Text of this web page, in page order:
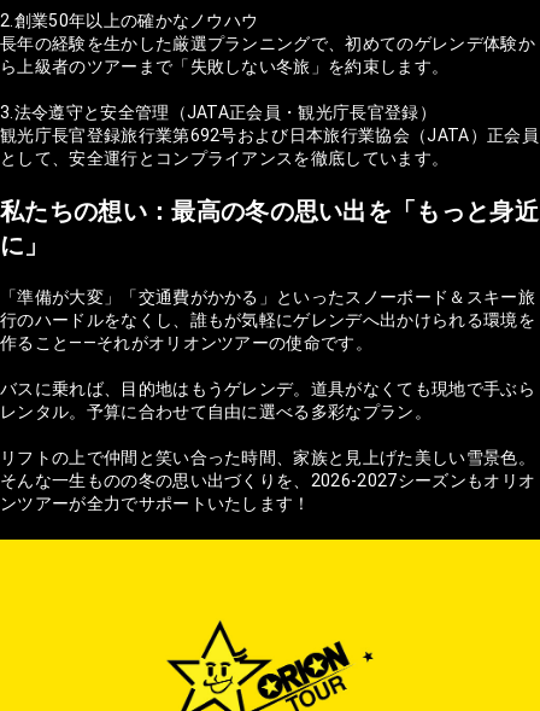
2.創業50年以上の確かなノウハウ
長年の経験を生かした厳選プランニングで、初めてのゲレンデ体験か
ら上級者のツアーまで「失敗しない冬旅」を約束します。
3.法令遵守と安全管理（JATA正会員・観光庁長官登録）
観光庁長官登録旅行業第692号および日本旅行業協会（JATA）正会員
として、安全運行とコンプライアンスを徹底しています。
私たちの想い：最高の冬の思い出を「もっと身近
に」
「準備が大変」「交通費がかかる」といったスノーボード＆スキー旅
行のハードルをなくし、誰もが気軽にゲレンデへ出かけられる環境を
作ること——それがオリオンツアーの使命です。
バスに乗れば、目的地はもうゲレンデ。道具がなくても現地で手ぶら
レンタル。予算に合わせて自由に選べる多彩なプラン。
リフトの上で仲間と笑い合った時間、家族と見上げた美しい雪景色。
そんな一生ものの冬の思い出づくりを、2026-2027シーズンもオリオ
ンツアーが全力でサポートいたします！